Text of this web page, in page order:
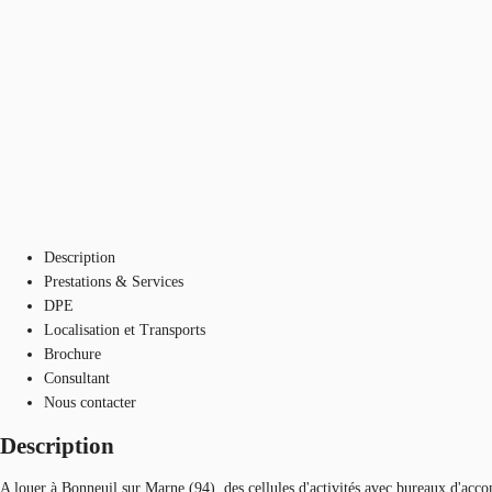
Description
Prestations & Services
DPE
Localisation et Transports
Brochure
Consultant
Nous contacter
Description
A louer à Bonneuil sur Marne (94), des cellules d'activités avec bureaux